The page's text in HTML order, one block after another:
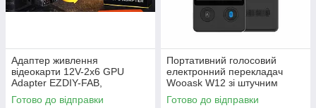
Адаптер живлення
відеокарти 12V-2x6 GPU
Adapter EZDIY-FAB,
перехідник 12VHPWR на 2×6
pin для відеокарт NVIDIA RTX
Готово до відправки
Портативний голосовий
електронний перекладач
Wooask W12 зі штучним
інтелектом кишеньковий
онлайн/офлайн перекладач з
Готово до відправки